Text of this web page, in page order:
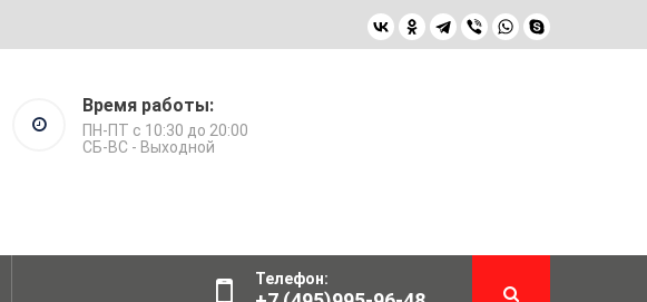
Время работы:
ПН-ПТ с 10:30 до 20:00
СБ-ВС - Выходной
Телефон: